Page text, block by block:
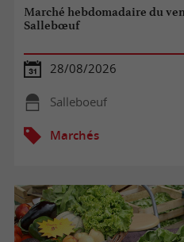
Marché hebdomadaire du
Sallebœuf
28/08/2026
Salleboeuf
Marchés